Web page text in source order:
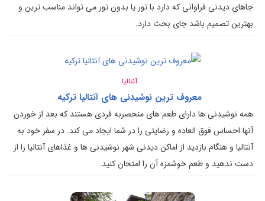
جاهای دیدنی فراوانی که دارد با تور یا بدون تور می تواند مناسب ترین و
بهترین تصمیم باشد جای بحث دارد.
آنتالیا
معروف ترین نوشیدنی های آنتالیا ترکیه
همه نوشیدنی ها دارای طعم های منحصربه فردی هستند که بعد از خوردن
آنها احساس فوق العاده و رضایتی را در شما ایجاد می کند. در سفر خود به
آنتالیا و هنگام بازدید از اماکن دیدنی شهر نوشیدنی ها و غذاهای آنتالیا را از
دست ندهید و طعم خوشمزه آن را امتحان کنید.